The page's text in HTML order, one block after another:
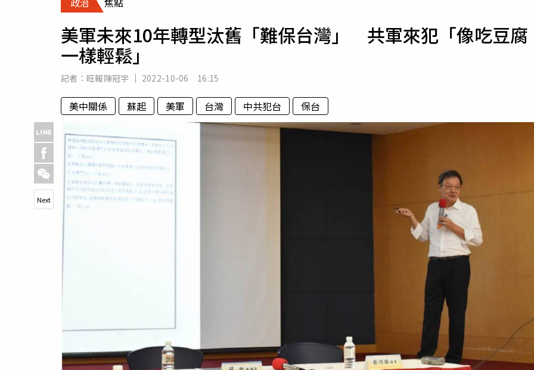
專欄
運勢
美軍未來10年轉型汰舊「難保台灣」 共軍來犯「像吃豆腐
一樣輕鬆」
記者： 旺報陳冠宇 2022-10-06 16:15
美中關係 蘇起 美軍 台灣 中共犯台 保台
Next